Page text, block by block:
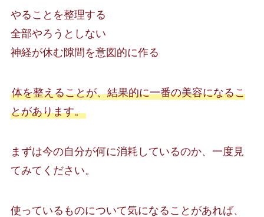
やることを整理する
全部やろうとしない
神経が休む隙間を意図的に作る
体を整えることが、結果的に一番の美容になるこ
とがあります。
まずは今の自分が何に消耗しているのか、一度見
てみてください。
使っているものについて気になることがあれば、